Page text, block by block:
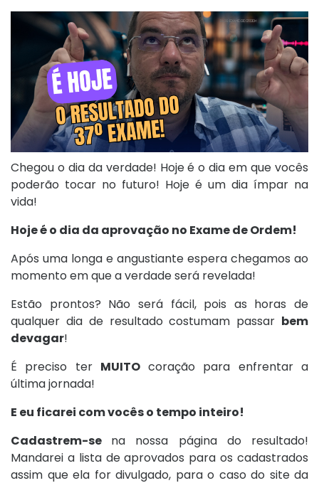
Chegou o dia da verdade! Hoje é o dia em que vocês
poderão tocar no futuro! Hoje é um dia ímpar na
vida!
Hoje é o dia da aprovação no Exame de Ordem!
Após uma longa e angustiante espera chegamos ao
momento em que a verdade será revelada!
Estão prontos? Não será fácil, pois as horas de
qualquer dia de resultado costumam passar bem
devagar!
É preciso ter MUITOcoração para enfrentar a
última jornada!
E eu ficarei com vocês o tempo inteiro!
Cadastrem-se na nossa página do resultado!
Mandarei a lista de aprovados para os cadastrados
assim que ela for divulgado, para o caso do site da